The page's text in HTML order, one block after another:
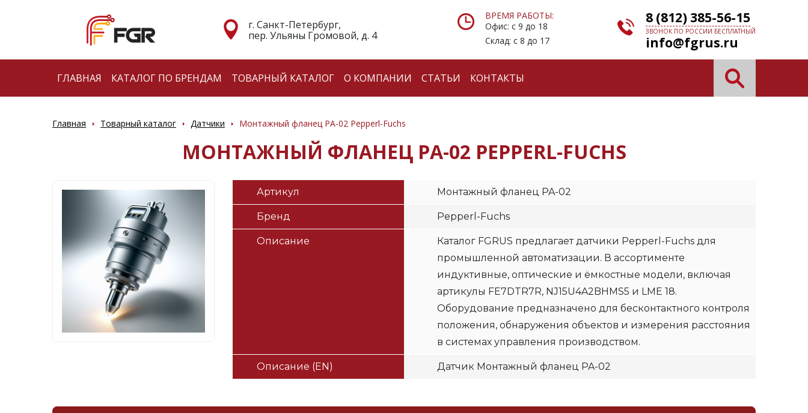
г. Санкт-Петербург,
пер. Ульяны Громовой, д. 4
ВРЕМЯ РАБОТЫ:
Офис: с 9 до 18
Склад: с 8 до 17
8 (812) 385-56-15
ЗВОНОК ПО РОССИИ БЕСПЛАТНЫЙ
info@fgrus.ru
ГЛАВНАЯ КАТАЛОГ ПО БРЕНДАМ ТОВАРНЫЙ КАТАЛОГ О КОМПАНИИ СТАТЬИ КОНТАКТЫ
Главная Товарный каталог Датчики Монтажный фланец PA-02 Pepperl-Fuchs
МОНТАЖНЫЙ ФЛАНЕЦ PA-02 PEPPERL-FUCHS
Артикул Монтажный фланец PA-02
Бренд Pepperl-Fuchs
Описание
Каталог FGRUS предлагает датчики Pepperl-Fuchs для
промышленной автоматизации. В ассортименте
индуктивные, оптические и ёмкостные модели, включая
артикулы FE7DTR7R, NJ15U4A2BHMS5 и LME 18.
Оборудование предназначено для бесконтактного контроля
положения, обнаружения объектов и измерения расстояния
в системах управления производством.
Описание (EN) Датчик Монтажный фланец PA-02